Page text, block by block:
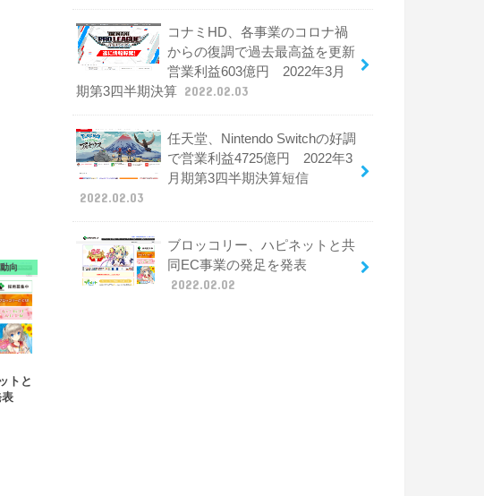
向
トと
コナミHD、各事業のコロナ禍
からの復調で過去最高益を更新
営業利益603億円 2022年3月
期第3四半期決算 2022.02.03
任天堂、Nintendo Switchの好調
で営業利益4725億円 2022年3
月期第3四半期決算短信
2022.02.03
ブロッコリー、ハピネットと共
同EC事業の発足を発表
2022.02.02